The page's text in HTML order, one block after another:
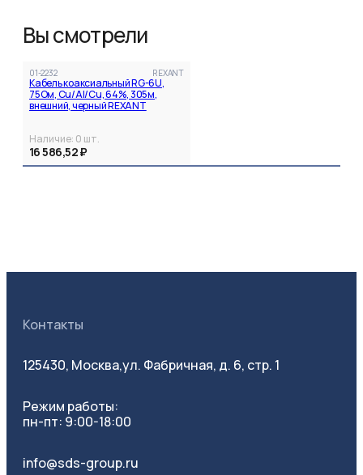
Вы смотрели
01-2232 REXANT
Кабель коаксиальный RG-6U,
75Ом, Cu/Al/Cu, 64%, 305м,
внешний, черный REXANT
Наличие: 0 шт.
16 586,52 ₽
Контакты
125430, Москва,ул. Фабричная, д. 6, стр. 1
Режим работы:
пн-пт: 9:00-18:00
info@sds-group.ru